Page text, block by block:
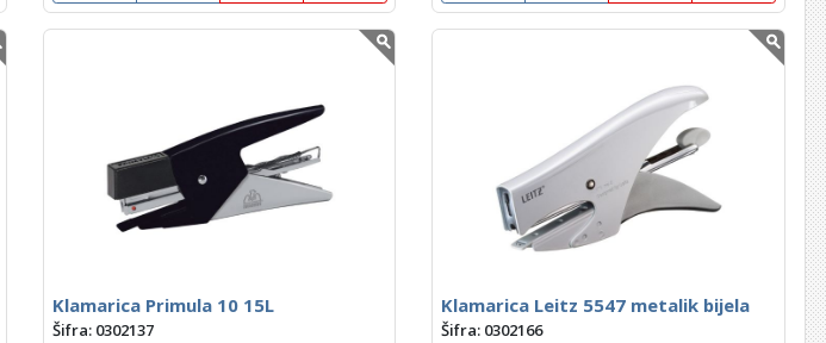
Klamarica Primula 10 15L
Šifra: 0302137
Klamarica Leitz 5547 metalik bijela
Šifra: 0302166